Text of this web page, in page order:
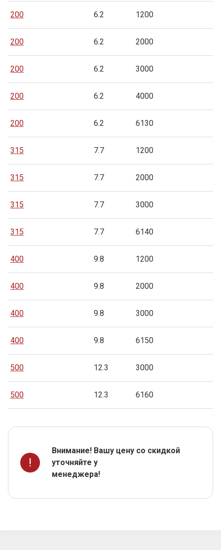
200 6.2 1200
200 6.2 2000
200 6.2 3000
200 6.2 4000
200 6.2 6130
315 7.7 1200
315 7.7 2000
315 7.7 3000
315 7.7 6140
400 9.8 1200
400 9.8 2000
400 9.8 3000
400 9.8 6150
500 12.3 3000
500 12.3 6160
!
Внимание! Вашу цену со скидкой
уточняйте у
менеджера!